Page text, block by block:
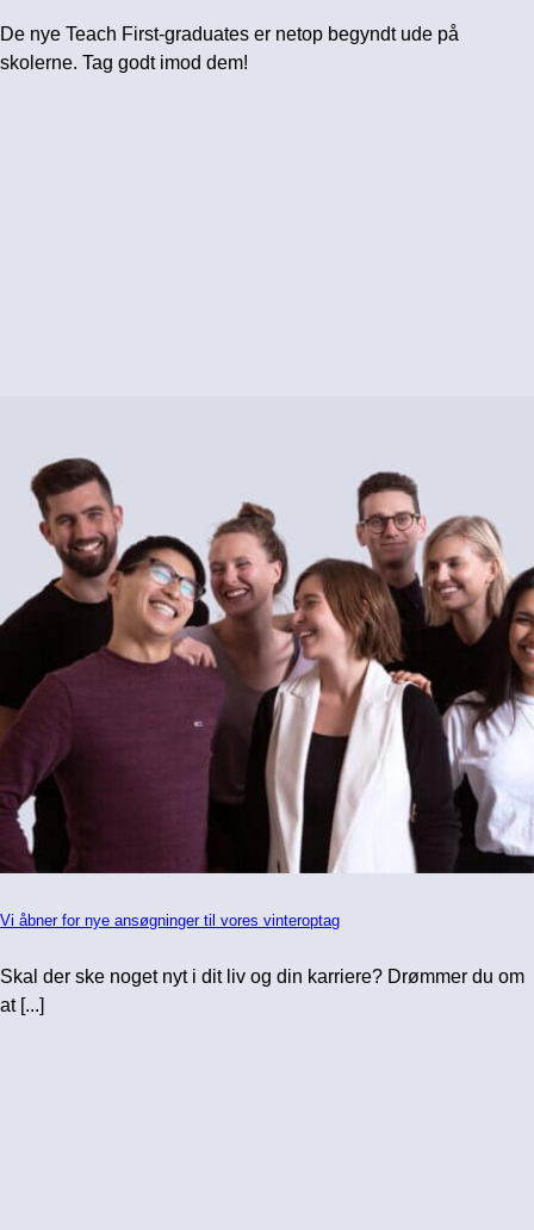
De nye Teach First-graduates er netop begyndt ude på
skolerne. Tag godt imod dem!
Vi åbner for nye ansøgninger til vores vinteroptag
Skal der ske noget nyt i dit liv og din karriere? Drømmer du om
at [...]